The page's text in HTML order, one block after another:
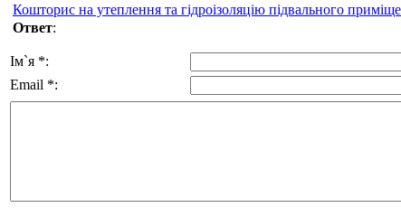
Кошторис на утеплення та гідроізоляцію підвального
Ответ:
Ім`я *:
Email *: